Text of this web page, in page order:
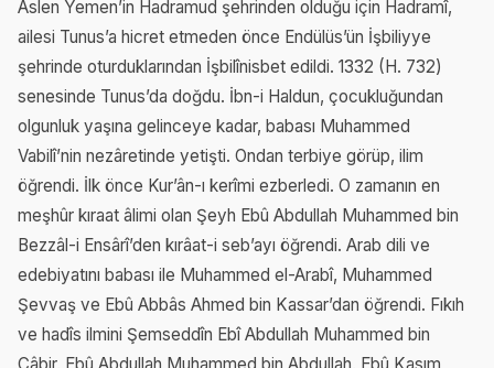
Aslen Yemen’in Hadramud şehrinden olduğu için Hadramî,
ailesi Tunus’a hicret etmeden önce Endülüs’ün İşbiliyye
şehrinde oturduklarından İşbilînisbet edildi. 1332 (H. 732)
senesinde Tunus’da doğdu. İbn-i Haldun, çocukluğundan
olgunluk yaşına gelinceye kadar, babası Muhammed
Vabilî’nin nezâretinde yetişti. Ondan terbiye görüp, ilim
öğrendi. İlk önce Kur’ân-ı kerîmi ezberledi. O zamanın en
meşhûr kıraat âlimi olan Şeyh Ebû Abdullah Muhammed bin
Bezzâl-i Ensârî’den kırâat-i seb’ayı öğrendi. Arab dili ve
edebiyatını babası ile Muhammed el-Arabî, Muhammed
Şevvaş ve Ebû Abbâs Ahmed bin Kassar’dan öğrendi. Fıkıh
ve hadîs ilmini Şemseddîn Ebî Abdullah Muhammed bin